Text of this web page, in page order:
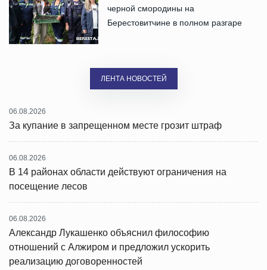
черной смородины на
Берестовитчине в полном разгаре
ЛЕНТА НОВОСТЕЙ
06.08.2026
За купание в запрещенном месте грозит штраф
06.08.2026
В 14 районах области действуют ограничения на
посещение лесов
06.08.2026
Александр Лукашенко объяснил философию
отношений с Алжиром и предложил ускорить
реализацию договоренностей